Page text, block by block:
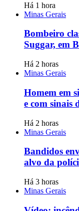
Há 1 hora
Minas Gerais
Bombeiro
Suggar, em
Há 2 horas
Minas Gerais
Homem em
e com sinais
Há 2 horas
Minas Gerais
Bandidos
alvo da
Há 3 horas
Minas Gerais